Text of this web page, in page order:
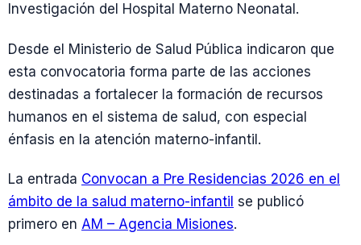
Investigación del Hospital Materno Neonatal.
Desde el Ministerio de Salud Pública indicaron que
esta convocatoria forma parte de las acciones
destinadas a fortalecer la formación de recursos
humanos en el sistema de salud, con especial
énfasis en la atención materno-infantil.
La entrada Convocan a Pre Residencias 2026 en el
ámbito de la salud materno-infantil se publicó
primero en AM – Agencia Misiones.